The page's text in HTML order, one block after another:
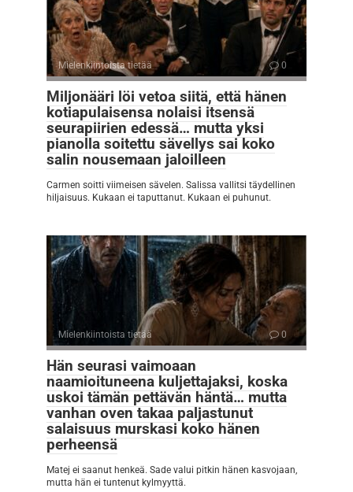
Mielenkiintoista tietää 0
Miljonääri löi vetoa siitä, että hänen
kotiapulaisensa nolaisi itsensä
seurapiirien edessä… mutta yksi
pianolla soitettu sävellys sai koko
salin nousemaan jaloilleen
Carmen soitti viimeisen sävelen. Salissa vallitsi täydellinen
hiljaisuus. Kukaan ei taputtanut. Kukaan ei puhunut.
Mielenkiintoista tietää 0
Hän seurasi vaimoaan
naamioituneena kuljettajaksi, koska
uskoi tämän pettävän häntä… mutta
vanhan oven takaa paljastunut
salaisuus murskasi koko hänen
perheensä
Matej ei saanut henkeä. Sade valui pitkin hänen kasvojaan,
mutta hän ei tuntenut kylmyyttä.